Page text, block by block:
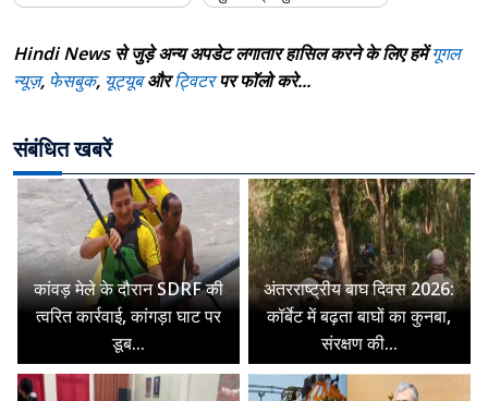
Hindi News से जुड़े अन्य अपडेट लगातार हासिल करने के लिए हमेंगूगल
न्यूज़, फेसबुक, यूट्यूबऔरट्विटरपर फॉलो करे...
संबंधित खबरें
कांवड़ मेले के दौरान SDRF की
त्वरित कार्रवाई, कांगड़ा घाट पर
डूब...
अंतरराष्ट्रीय बाघ दिवस 2026:
कॉर्बेट में बढ़ता बाघों का कुनबा,
संरक्षण की...